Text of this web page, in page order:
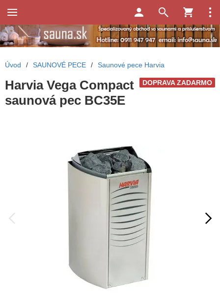
Úvod / SAUNOVÉ PECE / Saunové pece Harvia
DOPRAVA ZADARMO
Harvia Vega Compact
saunová pec BC35E